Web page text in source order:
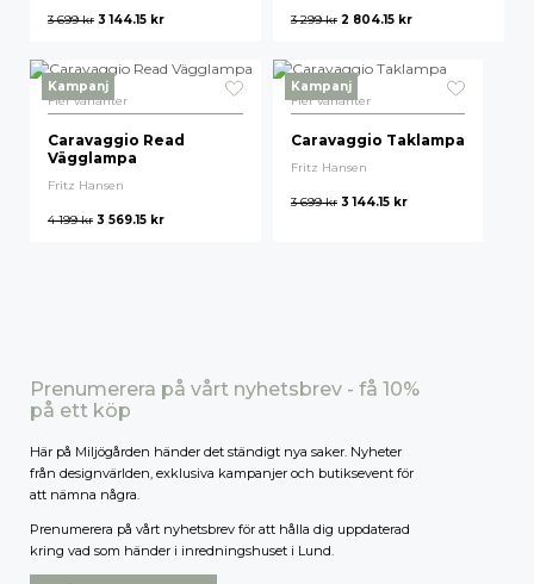
3 699kr 3 144.15 kr 3 299kr 2 804.15 kr
Kampanj
Fler varianter
Caravaggio Read
Vägglampa
Fritz Hansen
4 199kr 3 569.15 kr
Kampanj
Fler varianter
Caravaggio Taklampa
Fritz Hansen
3 699kr 3 144.15 kr
Prenumerera på vårt nyhetsbrev - få 10%
på ett köp
Här på Miljögården händer det ständigt nya saker. Nyheter
från designvärlden, exklusiva kampanjer och butiksevent för
att nämna några.
Prenumerera på vårt nyhetsbrev för att hålla dig uppdaterad
kring vad som händer i inredningshuset i Lund.